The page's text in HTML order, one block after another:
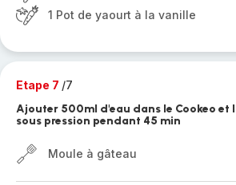
1 Pot de yaourt à la vanille
Etape 7 /7
Ajouter 500ml d'eau dans le Cookeo et
sous pression pendant 45 min
Moule à gâteau